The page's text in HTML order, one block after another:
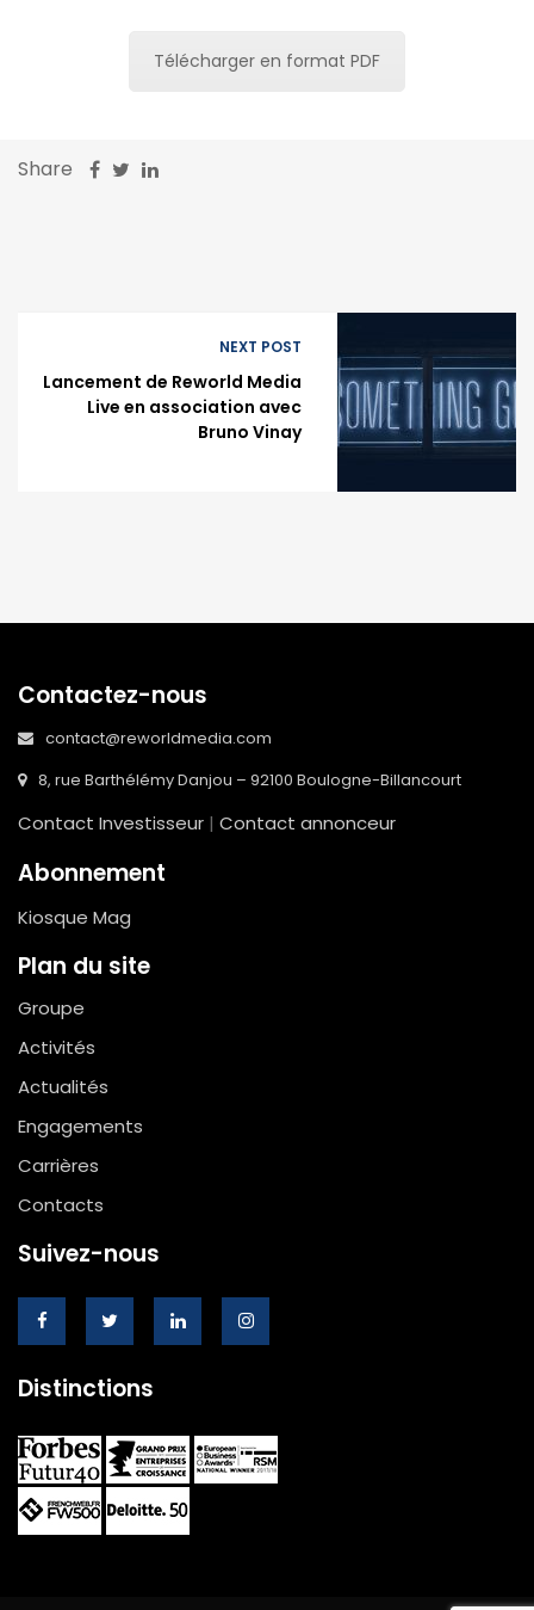
Télécharger en format PDF
Share
NEXT POST
Lancement de Reworld Media
Live en association avec
Bruno Vinay
Contactez-nous
contact@reworldmedia.com
8, rue Barthélémy Danjou – 92100 Boulogne-Billancourt
Contact Investisseur | Contact annonceur
Abonnement
Kiosque Mag
Plan du site
Groupe
Activités
Actualités
Engagements
Carrières
Contacts
Suivez-nous
Distinctions